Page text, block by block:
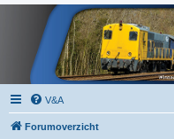
V&A
Forumoverzicht